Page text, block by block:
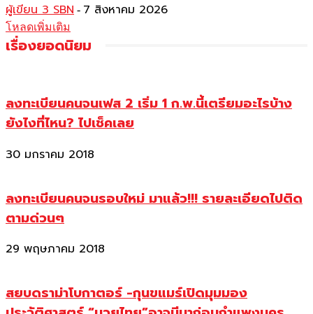
ผู้เขียน 3 SBN - 7 สิงหาคม 2026
โหลดเพิ่มเติม
เรื่องยอดนิยม
ลงทะเบียนคนจนเฟส 2 เริ่ม 1 ก.พ.นี้เตรียมอะไรบ้าง
ยังไงที่ไหน? ไปเช็คเลย
30 มกราคม 2018
ลงทะเบียนคนจนรอบใหม่ มาแล้ว!!! รายละเอียดไปติด
ตามด่วนๆ
29 พฤษภาคม 2018
สยบดราม่าโบกาตอร์ -กุนขแมร์เปิดมุมมอง